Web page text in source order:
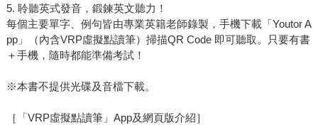
5. 聆聽英式發音，鍛鍊英文聽力！
每個主要單字、例句皆由專業英籍老師錄製，手機下載「Youtor A
pp」（內含VRP虛擬點讀筆）掃描QR Code 即可聽取。只要有書
＋手機，隨時都能準備考試！
※本書不提供光碟及音檔下載。
［「VRP虛擬點讀筆」App及網頁版介紹］